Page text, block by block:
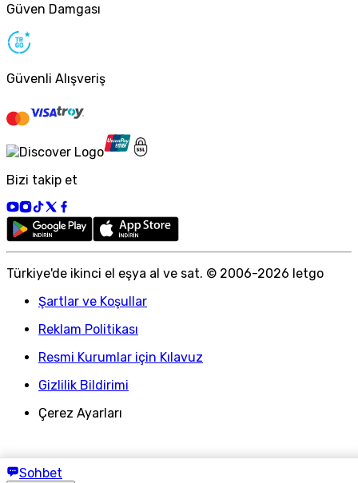
Sohbet
Güven Damgası
Güvenli Alışveriş
Bizi takip et
Türkiye'de ikinci el eşya al ve sat. © 2006-2026 letgo
Şartlar ve Koşullar
Reklam Politikası
Resmi Kurumlar için Kılavuz
Gizlilik Bildirimi
Çerez Ayarları